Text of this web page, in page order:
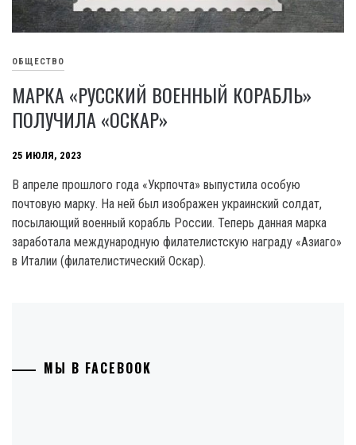
ОБЩЕСТВО
МАРКА «РУССКИЙ ВОЕННЫЙ КОРАБЛЬ»
ПОЛУЧИЛА «ОСКАР»
25 ИЮЛЯ, 2023
В апреле прошлого года «Укрпочта» выпустила особую
почтовую марку. На ней был изображен украинский солдат,
посылающий военный корабль России. Теперь данная марка
заработала международную филателистскую награду «Азиаго»
в Италии (филателистический Оскар).
МЫ В FACEBOOK